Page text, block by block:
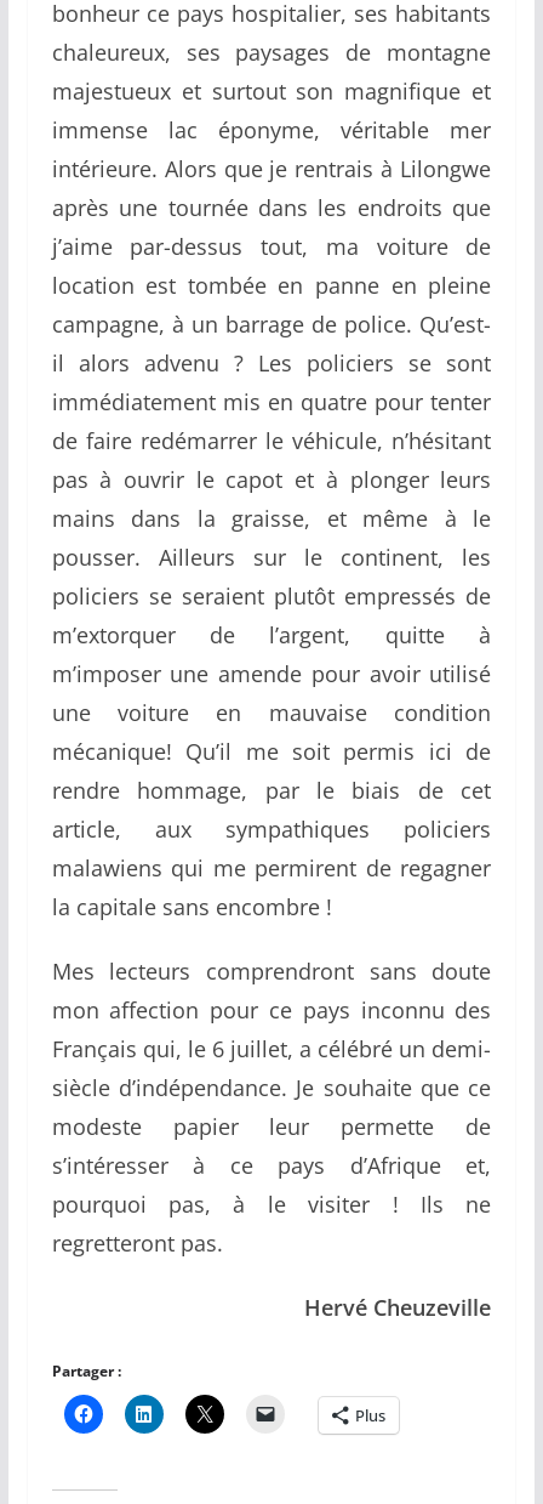
bonheur ce pays hospitalier, ses habitants
chaleureux, ses paysages de montagne
majestueux et surtout son magnifique et
immense lac éponyme, véritable mer
intérieure. Alors que je rentrais à Lilongwe
après une tournée dans les endroits que
j’aime par-dessus tout, ma voiture de
location est tombée en panne en pleine
campagne, à un barrage de police. Qu’est-
il alors advenu ? Les policiers se sont
immédiatement mis en quatre pour tenter
de faire redémarrer le véhicule, n’hésitant
pas à ouvrir le capot et à plonger leurs
mains dans la graisse, et même à le
pousser. Ailleurs sur le continent, les
policiers se seraient plutôt empressés de
m’extorquer de l’argent, quitte à
m’imposer une amende pour avoir utilisé
une voiture en mauvaise condition
mécanique! Qu’il me soit permis ici de
rendre hommage, par le biais de cet
article, aux sympathiques policiers
malawiens qui me permirent de regagner
la capitale sans encombre !
Mes lecteurs comprendront sans doute
mon affection pour ce pays inconnu des
Français qui, le 6 juillet, a célébré un demi-
siècle d’indépendance. Je souhaite que ce
modeste papier leur permette de
s’intéresser à ce pays d’Afrique et,
pourquoi pas, à le visiter ! Ils ne
regretteront pas.
Hervé Cheuzeville
Partager :
Plus